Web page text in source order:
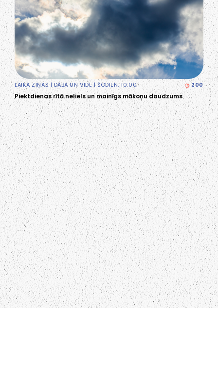
LAIKA ZIŅAS | DABA UN VIDE| ŠODIEN, 10:00 200
Piektdienas rītā neliels un mainīgs mākoņu daudzums